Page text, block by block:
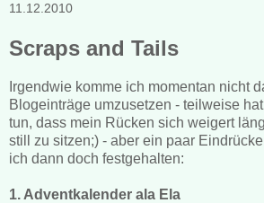
11.12.2010
Scraps and Tails
Irgendwie komme ich momentan nicht
Blogeinträge umzusetzen - teilweise
tun, dass mein Rücken sich weigert
still zu sitzen;) - aber ein paar
ich dann doch festgehalten:
1. Adventkalender ala Ela